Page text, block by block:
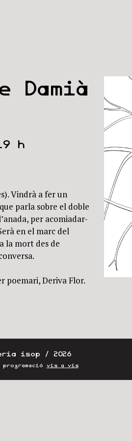
Damià
h
Vindrà a fer un
parla sobre el doble
per acomiadar-
en el marc del
la mort des de
poemari, Deriva Flor.
isop / 2026
vis a vis